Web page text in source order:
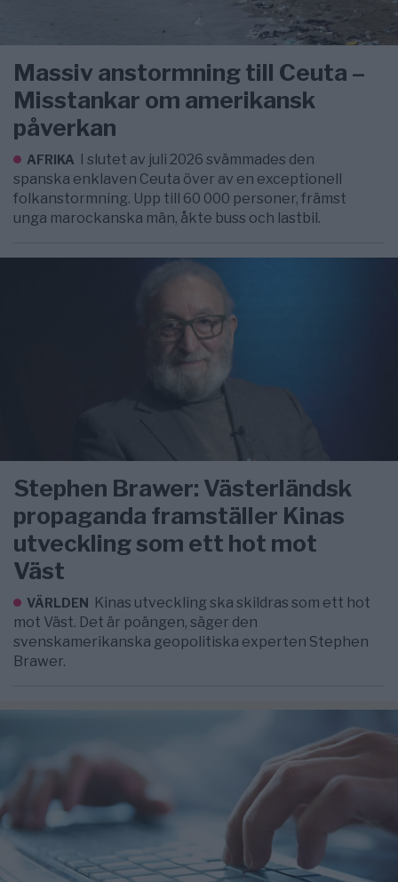
Massiv anstormning till Ceuta –
Misstankar om amerikansk
påverkan
AFRIKA I slutet av juli 2026 svämmades den
spanska enklaven Ceuta över av en exceptionell
folkanstormning. Upp till 60 000 personer, främst
unga marockanska män, åkte buss och lastbil.
Stephen Brawer: Västerländsk
propaganda framställer Kinas
utveckling som ett hot mot
Väst
VÄRLDEN Kinas utveckling ska skildras som ett hot
mot Väst. Det är poängen, säger den
svenskamerikanska geopolitiska experten Stephen
Brawer.